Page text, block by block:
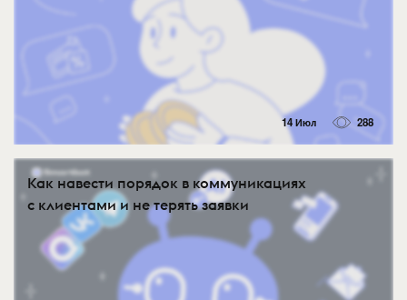
14 Июл 288
Как навести порядок в коммуникациях
с клиентами и не терять заявки